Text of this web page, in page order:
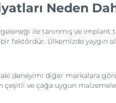
Neden
ile tanınmış ve
faktördür. Ülkemizde yaygın
deneyimi diğer markalara
çeşitli ve çağa uygun